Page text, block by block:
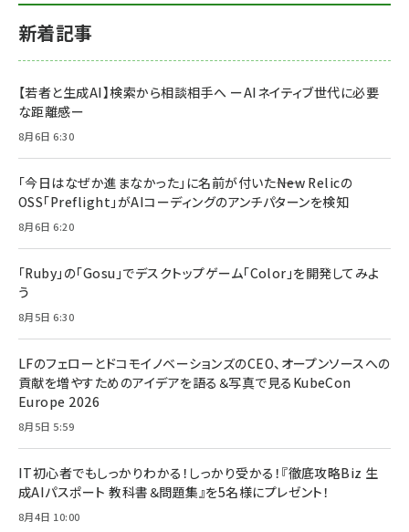
新着記事
【若者と生成AI】検索から相談相手へ ーAIネイティブ世代に必要
な距離感ー
8月6日 6:30
「今日はなぜか進まなかった」に名前が付いた――New Relicの
OSS「Preflight」がAIコーディングのアンチパターンを検知
8月6日 6:20
「Ruby」の「Gosu」でデスクトップゲーム「Color」を開発してみよ
う
8月5日 6:30
LFのフェローとドコモイノベーションズのCEO、オープンソースへの
貢献を増やすためのアイデアを語る＆写真で見るKubeCon
Europe 2026
8月5日 5:59
IT初心者でもしっかりわかる！しっかり受かる！『徹底攻略Biz 生
成AIパスポート 教科書＆問題集』を5名様にプレゼント！
8月4日 10:00